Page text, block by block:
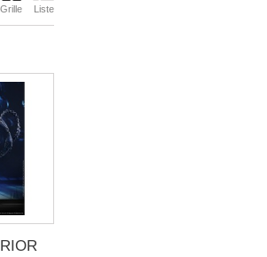
Grille Liste